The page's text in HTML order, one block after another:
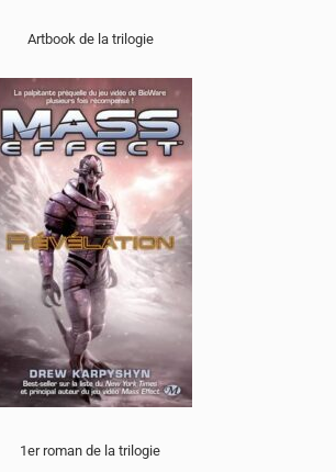
Artbook de la trilogie
1er roman de la trilogie